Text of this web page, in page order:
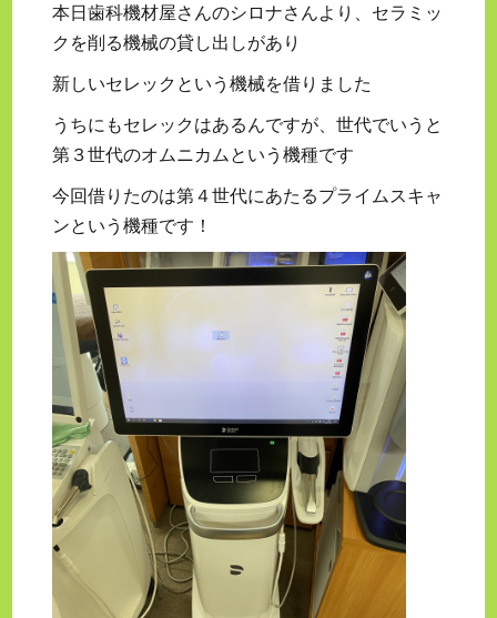
本日歯科機材屋さんのシロナさんより、セラミッ
クを削る機械の貸し出しがあり
新しいセレックという機械を借りました
うちにもセレックはあるんですが、世代でいうと
第３世代のオムニカムという機種です
今回借りたのは第４世代にあたるプライムスキャ
ンという機種です！